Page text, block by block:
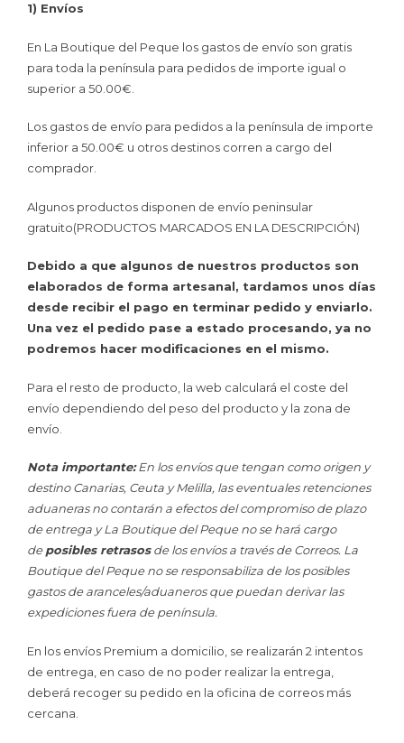
1) Envíos
En La Boutique del Peque los gastos de envío son gratis
para toda la península para pedidos de importe igual o
superior a 50.00€.
Los gastos de envío para pedidos a la península de importe
inferior a 50.00€ u otros destinos corren a cargo del
comprador.
Algunos productos disponen de envío peninsular
gratuito(PRODUCTOS MARCADOS EN LA DESCRIPCIÓN)
Debido a que algunos de nuestros productos son
elaborados de forma artesanal, tardamos unos días
desde recibir el pago en terminar pedido y enviarlo.
Una vez el pedido pase a estado procesando, ya no
podremos hacer modificaciones en el mismo.
Para el resto de producto, la web calculará el coste del
envío dependiendo del peso del producto y la zona de
envío.
Nota importante:En los envíos que tengan como origen y
destino Canarias, Ceuta y Melilla, las eventuales retenciones
aduaneras no contarán a efectos del compromiso de plazo
de entrega y La Boutique del Peque no se hará cargo
deposibles retrasos de los envíos a través de Correos. La
Boutique del Peque no se responsabiliza de los posibles
gastos de aranceles/aduaneros que puedan derivar las
expediciones fuera de península.
En los envíos Premium a domicilio, se realizarán 2 intentos
de entrega, en caso de no poder realizar la entrega,
deberá recoger su pedido en la oficina de correos más
cercana.